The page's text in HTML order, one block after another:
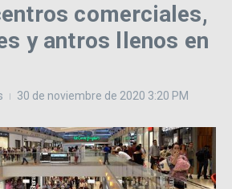
comerciales,
y antros llenos en
30 de noviembre de 2020 3:20 PM